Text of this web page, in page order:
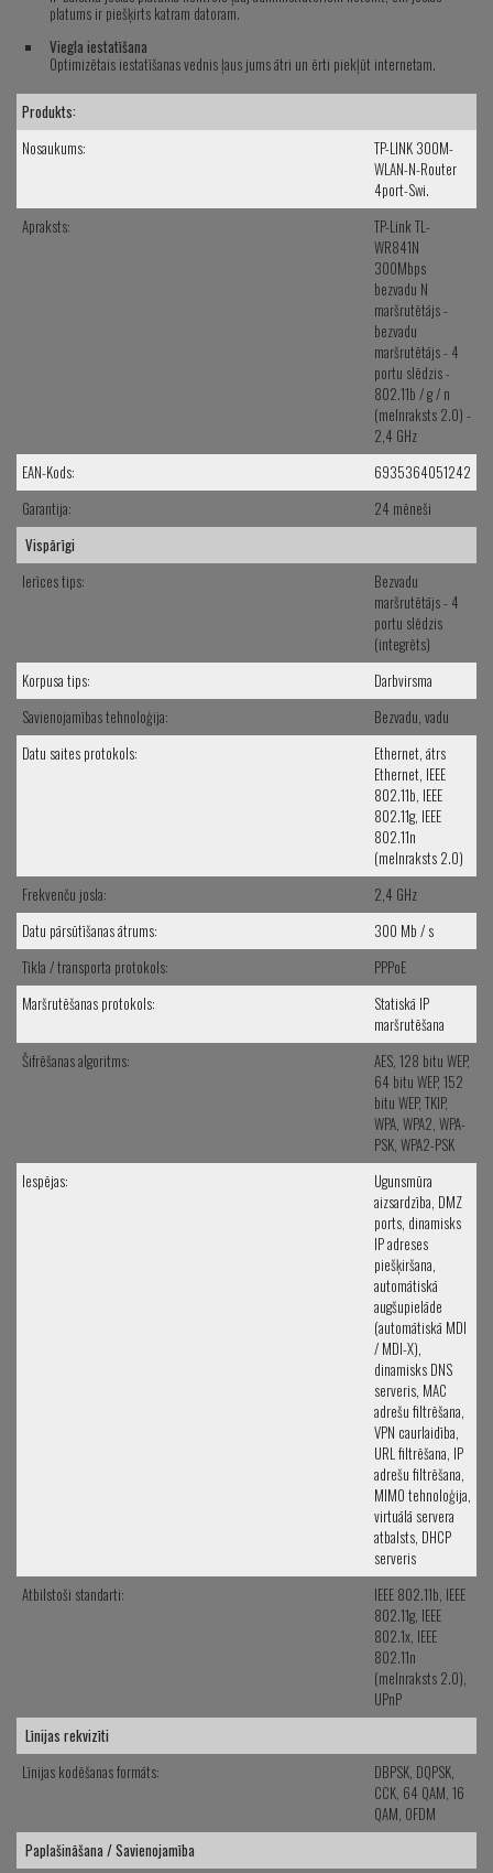
platums ir piešķirts katram datoram.
Viegla iestatīšana
Optimizētais iestatīšanas vednis ļaus jums ātri un ērti piekļūt internetam.
Produkts:
Nosaukums:
TP-LINK 300M-
WLAN-N-Router
4port-Swi.
Apraksts:
TP-Link TL-
WR841N
300Mbps
bezvadu N
maršrutētājs -
bezvadu
maršrutētājs - 4
portu slēdzis -
802.11b / g / n
(melnraksts 2.0) -
2,4 GHz
EAN-Kods:
6935364051242
Garantija:
24 mēneši
Vispārīgi
Ierīces tips:
Bezvadu
maršrutētājs - 4
portu slēdzis
(integrēts)
Korpusa tips:
Darbvirsma
Savienojamības tehnoloģija:
Bezvadu, vadu
Datu saites protokols:
Ethernet, ātrs
Ethernet, IEEE
802.11b, IEEE
802.11g, IEEE
802.11n
(melnraksts 2.0)
Frekvenču josla:
2,4 GHz
Datu pārsūtīšanas ātrums:
300 Mb / s
Tīkla / transporta protokols:
PPPoE
Maršrutēšanas protokols:
Statiskā IP
maršrutēšana
Šifrēšanas algoritms:
AES, 128 bitu WEP,
64 bitu WEP, 152
bitu WEP, TKIP,
WPA, WPA2, WPA-
PSK, WPA2-PSK
Iespējas:
Ugunsmūra
aizsardzība, DMZ
ports, dinamisks
IP adreses
piešķiršana,
automātiskā
augšupielāde
(automātiskā MDI
/ MDI-X),
dinamisks DNS
serveris, MAC
adrešu filtrēšana,
VPN caurlaidība,
URL filtrēšana, IP
adrešu filtrēšana,
MIMO tehnoloģija,
virtuālā servera
atbalsts, DHCP
serveris
Atbilstoši standarti:
IEEE 802.11b, IEEE
802.11g, IEEE
802.1x, IEEE
802.11n
(melnraksts 2.0),
UPnP
Līnijas rekvizīti
Līnijas kodēšanas formāts:
DBPSK, DQPSK,
CCK, 64 QAM, 16
QAM, OFDM
Paplašināšana / Savienojamība